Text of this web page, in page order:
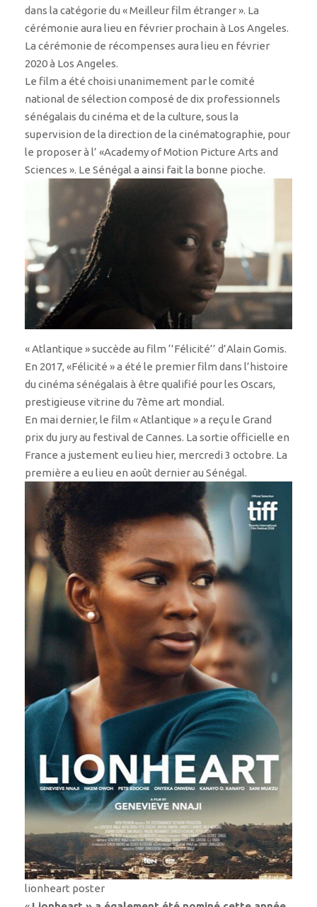
dans la catégorie du « Meilleur film étranger ». La
cérémonie aura lieu en février prochain à Los Angeles.
La cérémonie de récompenses aura lieu en février
2020 à Los Angeles.
Le film a été choisi unanimement par le comité
national de sélection composé de dix professionnels
sénégalais du cinéma et de la culture, sous la
supervision de la direction de la cinématographie, pour
le proposer à l’ «Academy of Motion Picture Arts and
Sciences ». Le Sénégal a ainsi fait la bonne pioche.
« Atlantique » succède au film ‘’Félicité’’ d’Alain Gomis.
En 2017, «Félicité » a été le premier film dans l’histoire
du cinéma sénégalais à être qualifié pour les Oscars,
prestigieuse vitrine du 7ème art mondial.
En mai dernier, le film « Atlantique » a reçu le Grand
prix du jury au festival de Cannes. La sortie officielle en
France a justement eu lieu hier, mercredi 3 octobre. La
première a eu lieu en août dernier au Sénégal.
lionheart poster